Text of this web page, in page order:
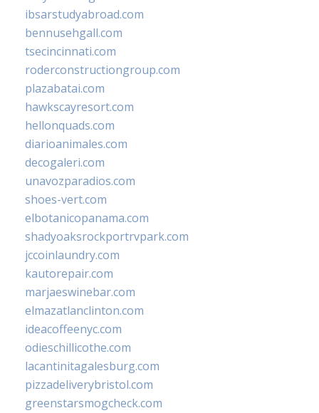
ibsarstudyabroad.com
bennusehgall.com
tsecincinnati.com
roderconstructiongroup.com
plazabatai.com
hawkscayresort.com
hellonquads.com
diarioanimales.com
decogaleri.com
unavozparadios.com
shoes-vert.com
elbotanicopanama.com
shadyoaksrockportrvpark.com
jccoinlaundry.com
kautorepair.com
marjaeswinebar.com
elmazatlanclinton.com
ideacoffeenyc.com
odieschillicothe.com
lacantinitagalesburg.com
pizzadeliverybristol.com
greenstarsmogcheck.com